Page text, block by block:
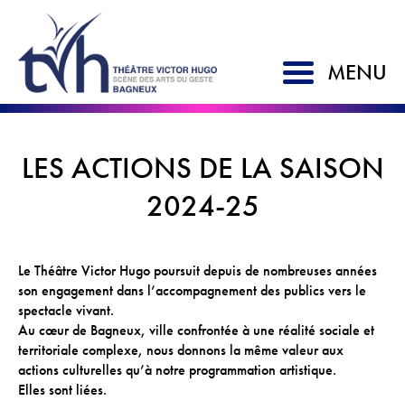
MENU
Historique
Soutien à la création
L'équipe
Partenaires
Artistes associés
LES ACTIONS DE LA SAISON
2024-25
Le Théâtre Victor Hugo poursuit depuis de nombreuses années
son engagement dans l’accompagnement des publics vers le
spectacle vivant.
Au cœur de Bagneux, ville confrontée à une réalité sociale et
territoriale complexe, nous donnons la même valeur aux
actions culturelles qu’à notre programmation artistique.
Elles sont liées.